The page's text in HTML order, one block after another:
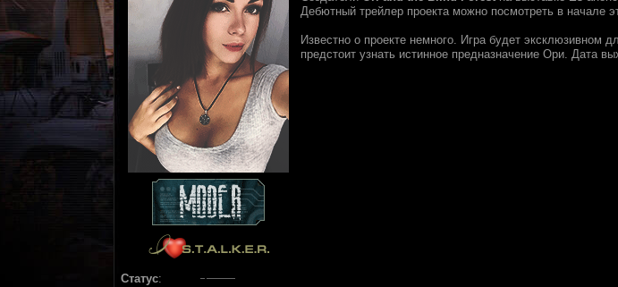
Статус:
Дебютный трейлер проекта можно посмотреть в начале
Известно о проекте немного. Игра будет эксклюзивном
предстоит узнать истинное предназначение Ори. Дата